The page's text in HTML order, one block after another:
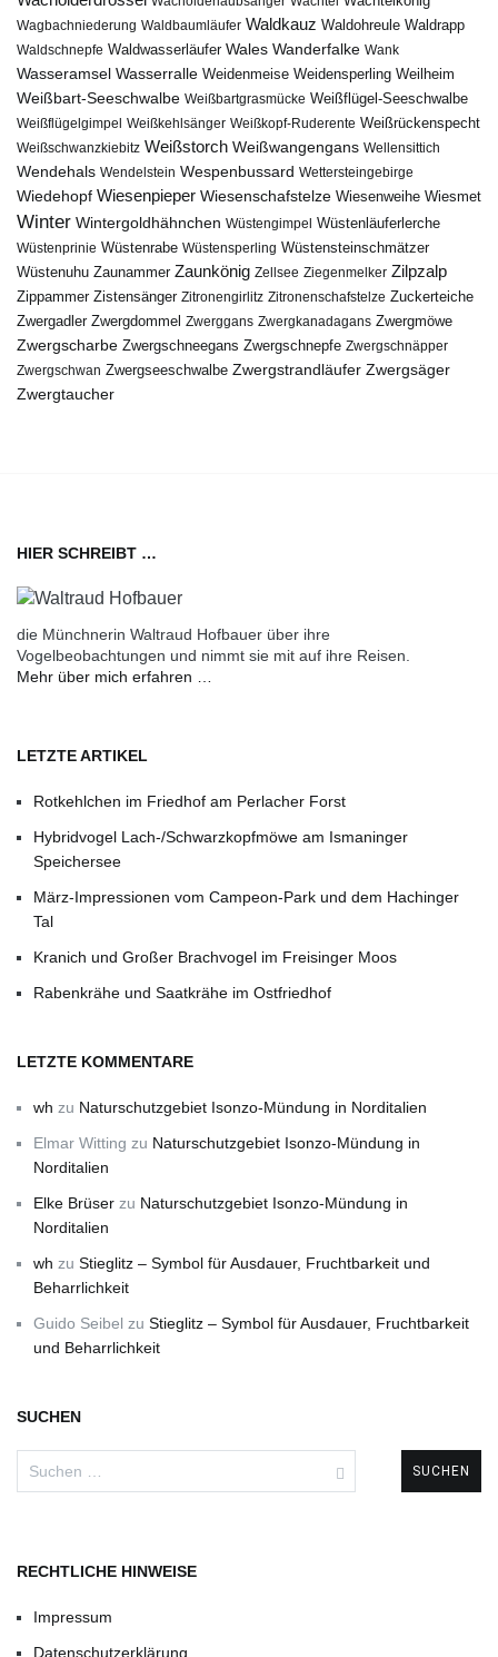
Wagbachniederung Waldbaumläufer Waldkauz Waldohreule Waldrapp
Waldschnepfe Waldwasserläufer Wales Wanderfalke Wank
Wasseramsel Wasserralle Weidenmeise Weidensperling Weilheim
Weißbart-Seeschwalbe Weißbartgrasmücke Weißflügel-Seeschwalbe
Weißflügelgimpel Weißkehlsänger Weißkopf-Ruderente Weißrückenspecht
Weißschwanzkiebitz Weißstorch Weißwangengans Wellensittich
Wendehals Wendelstein Wespenbussard Wettersteingebirge
Wiedehopf Wiesenpieper Wiesenschafstelze Wiesenweihe Wiesmet
Winter Wintergoldhähnchen Wüstengimpel Wüstenläuferlerche
Wüstenprinie Wüstenrabe Wüstensperling Wüstensteinschmätzer
Wüstenuhu Zaunammer Zaunkönig Zellsee Ziegenmelker Zilpzalp
Zippammer Zistensänger Zitronengirlitz Zitronenschafstelze Zuckerteiche
Zwergadler Zwergdommel Zwerggans Zwergkanadagans Zwergmöwe
Zwergscharbe Zwergschneegans Zwergschnepfe Zwergschnäpper
Zwergschwan Zwergseeschwalbe Zwergstrandläufer Zwergsäger
Zwergtaucher
HIER SCHREIBT …
die Münchnerin Waltraud Hofbauer über ihre
Vogelbeobachtungen und nimmt sie mit auf ihre Reisen.
Mehr über mich erfahren …
LETZTE ARTIKEL
Rotkehlchen im Friedhof am Perlacher Forst
Hybridvogel Lach-/Schwarzkopfmöwe am Ismaninger
Speichersee
März-Impressionen vom Campeon-Park und dem Hachinger
Tal
Kranich und Großer Brachvogel im Freisinger Moos
Rabenkrähe und Saatkrähe im Ostfriedhof
LETZTE KOMMENTARE
wh zu Naturschutzgebiet Isonzo-Mündung in Norditalien
Elmar Witting zu Naturschutzgebiet Isonzo-Mündung in
Norditalien
Elke Brüser zu Naturschutzgebiet Isonzo-Mündung in
Norditalien
wh zu Stieglitz – Symbol für Ausdauer, Fruchtbarkeit und
Beharrlichkeit
Guido Seibel zu Stieglitz – Symbol für Ausdauer, Fruchtbarkeit
und Beharrlichkeit
SUCHEN
RECHTLICHE HINWEISE
Impressum
Datenschutzerklärung